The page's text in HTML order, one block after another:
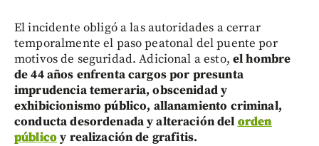
El incidente obligó a las autoridades a cerrar
temporalmente el paso peatonal del puente por
motivos de seguridad. Adicional a esto, el hombre
de 44 años enfrenta cargos por presunta
imprudencia temeraria, obscenidad y
exhibicionismo público, allanamiento criminal,
conducta desordenada y alteración del orden
públicoy realización de grafitis.